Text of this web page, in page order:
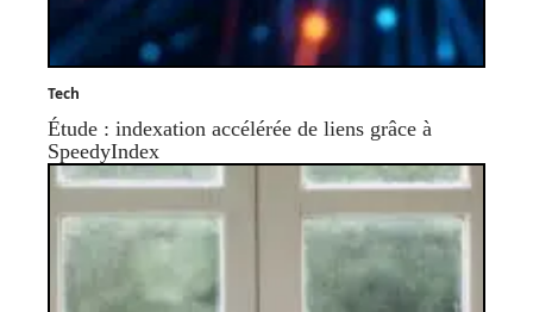
Tech
Étude : indexation accélérée de liens grâce à
SpeedyIndex